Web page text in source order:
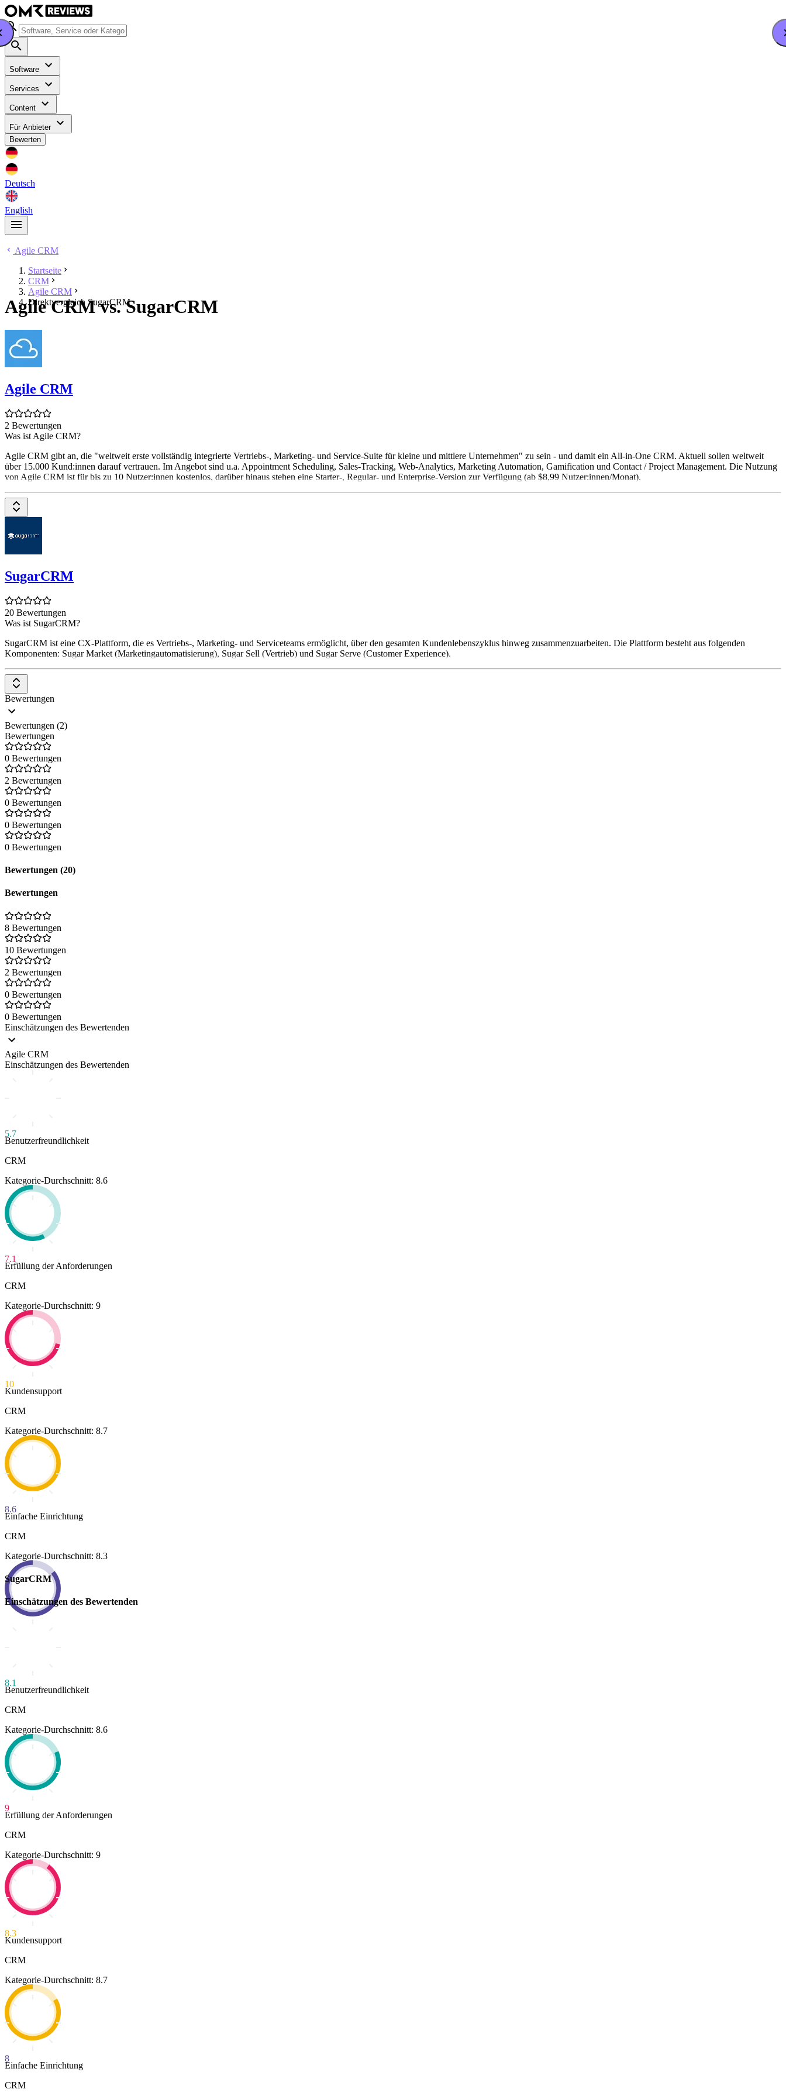
Software
Services
Content
Für Anbieter
Bewerten
Deutsch
English
Agile CRM
Startseite
CRM
Agile CRM
Direktvergleich SugarCRM
Agile CRM vs. SugarCRM
Agile CRM
2 Bewertungen
Was ist Agile CRM?
Agile CRM gibt an, die "weltweit erste vollständig integrierte Vertriebs-, Marketing- und Service-Suite für kleine und mittlere Unternehmen" zu sein - und damit ein All-in-One CRM. Aktuell sollen weltweit
über 15.000 Kund:innen darauf vertrauen. Im Angebot sind u.a. Appointment Scheduling, Sales-Tracking, Web-Analytics, Marketing Automation, Gamification und Contact / Project Management. Die Nutzung
von Agile CRM ist für bis zu 10 Nutzer:innen kostenlos, darüber hinaus stehen eine Starter-, Regular- und Enterprise-Version zur Verfügung (ab $8,99 Nutzer:innen/Monat).
SugarCRM
20 Bewertungen
Was ist SugarCRM?
SugarCRM ist eine CX-Plattform, die es Vertriebs-, Marketing- und Serviceteams ermöglicht, über den gesamten Kundenlebenszyklus hinweg zusammenzuarbeiten. Die Plattform besteht aus folgenden
Komponenten: Sugar Market (Marketingautomatisierung), Sugar Sell (Vertrieb) und Sugar Serve (Customer Experience).
Bewertungen
Bewertungen (2)
Bewertungen
0 Bewertungen
2 Bewertungen
0 Bewertungen
0 Bewertungen
0 Bewertungen
Bewertungen (20)
Bewertungen
8 Bewertungen
10 Bewertungen
2 Bewertungen
0 Bewertungen
0 Bewertungen
Einschätzungen des Bewertenden
Agile CRM
Einschätzungen des Bewertenden
5.7
Benutzerfreundlichkeit
CRM
Kategorie-Durchschnitt: 8.6
7.1
Erfüllung der Anforderungen
CRM
Kategorie-Durchschnitt: 9
10
Kundensupport
CRM
Kategorie-Durchschnitt: 8.7
8.6
Einfache Einrichtung
CRM
Kategorie-Durchschnitt: 8.3
SugarCRM
Einschätzungen des Bewertenden
8.1
Benutzerfreundlichkeit
CRM
Kategorie-Durchschnitt: 8.6
9
Erfüllung der Anforderungen
CRM
Kategorie-Durchschnitt: 9
8.3
Kundensupport
CRM
Kategorie-Durchschnitt: 8.7
8
Einfache Einrichtung
CRM